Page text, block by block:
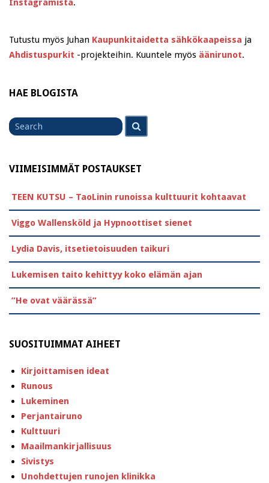
Instagramista.
Tutustu myös Juhan Kaupunkitaidetta sähkökaapeissa ja
Ahdistuspurkit -projekteihin. Kuuntele myös äänirunot.
HAE BLOGISTA
Search
for
VIIMEISIMMÄT POSTAUKSET
TEEN KUTSU – TaoLinin runoissa kulttuurit kohtaavat
Viggo Wallensköld ja Hypnoottiset sienet
Lydia Davis, itsetietoisuuden taikuri
Lukemisen taito kehittyy koko elämän ajan
”He ovat väärässä”
SUOSITUIMMAT AIHEET
Kirjoittamisen ideat
Runous
Lukeminen
Perjantairuno
Kulttuuri
Maailmankirjallisuus
Sivistys
Unohdettujen runojen klinikka